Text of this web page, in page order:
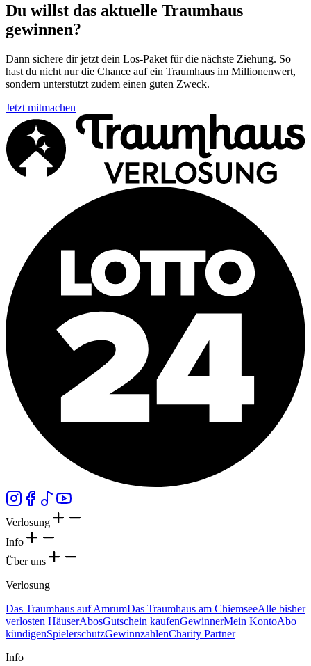
Du willst das aktuelle Traumhaus
gewinnen?
Dann sichere dir jetzt dein Los-Paket für die nächste Ziehung. So
hast du nicht nur die Chance auf ein Traumhaus im Millionenwert,
sondern unterstützt zudem einen guten Zweck.
Jetzt mitmachen
Verlosung
Info
Über uns
Verlosung
Das Traumhaus auf AmrumDas Traumhaus am ChiemseeAlle bisher
verlosten HäuserAbosGutschein kaufenGewinnerMein KontoAbo
kündigenSpielerschutzGewinnzahlenCharity Partner
Info